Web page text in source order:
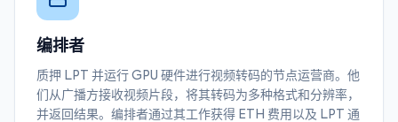
编排者
质押 LPT 并运行 GPU 硬件进行视频转码的节点运营商。他
们从广播方接收视频片段，将其转码为多种格式和分辨率，
并返回结果。编排者通过其工作获得 ETH 费用以及 LPT 通